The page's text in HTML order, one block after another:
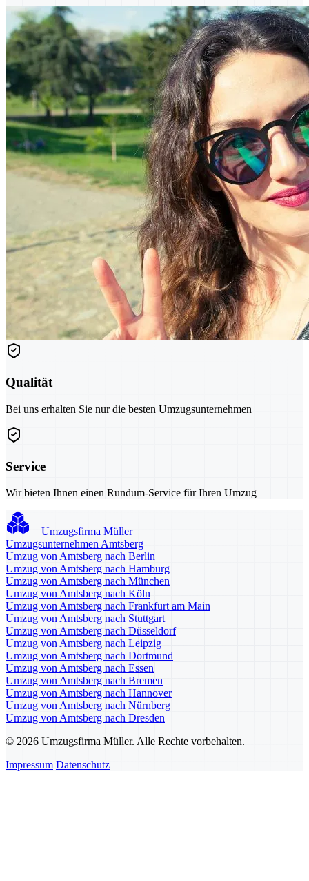
Qualität
Bei uns erhalten Sie nur die besten Umzugsunternehmen
Service
Wir bieten Ihnen einen Rundum-Service für Ihren Umzug
Umzugsfirma Müller
Umzugsunternehmen Amtsberg
Umzug von Amtsberg nach Berlin
Umzug von Amtsberg nach Hamburg
Umzug von Amtsberg nach München
Umzug von Amtsberg nach Köln
Umzug von Amtsberg nach Frankfurt am Main
Umzug von Amtsberg nach Stuttgart
Umzug von Amtsberg nach Düsseldorf
Umzug von Amtsberg nach Leipzig
Umzug von Amtsberg nach Dortmund
Umzug von Amtsberg nach Essen
Umzug von Amtsberg nach Bremen
Umzug von Amtsberg nach Hannover
Umzug von Amtsberg nach Nürnberg
Umzug von Amtsberg nach Dresden
© 2026 Umzugsfirma Müller. Alle Rechte vorbehalten.
Impressum Datenschutz